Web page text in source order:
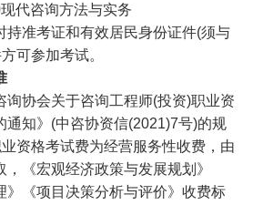
咨询方法与实务
准考证和有效居民身份证件(须与
可参加考试。
协会关于咨询工程师(投资)职业资
通知》(中咨协资信(2021)7号)的规
资格考试费为经营服务性收费，由
《宏观经济政策与发展规划》
》《项目决策分析与评价》收费标